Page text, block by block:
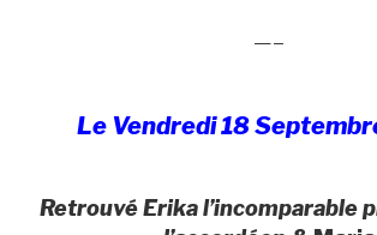
—–
Le Vendredi 18
Retrouvé Erika l’incomparable